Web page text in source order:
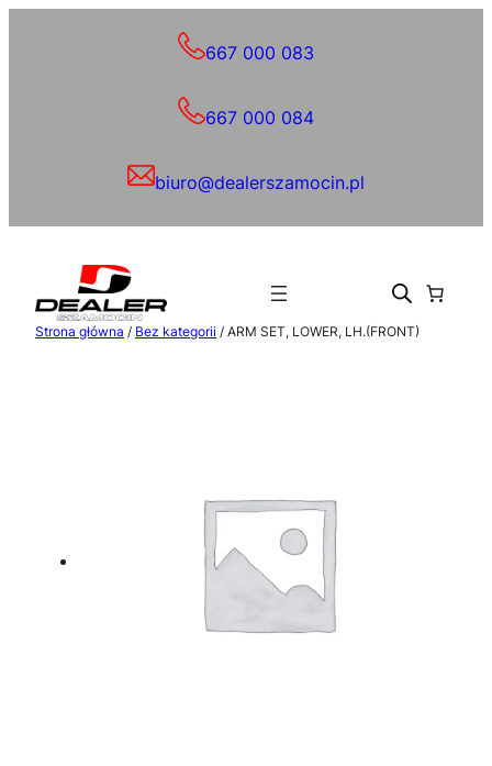
667 000 083
667 000 084
biuro@dealerszamocin.pl
Strona główna / Bez kategorii / ARM SET, LOWER, LH.(FRONT)